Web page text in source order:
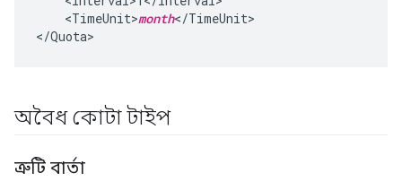
    <TimeUnit>
month</TimeUnit>
অবৈধ কোটা টাইপ
ত্রুটি বার্তা